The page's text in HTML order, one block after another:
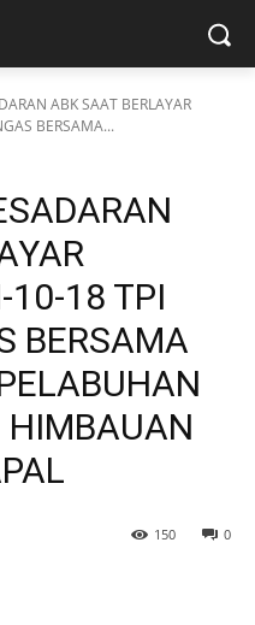
ABK SAAT BERLAYAR
BERSAMA...
10-18 TPI
BERSAMA
HIMBAUAN
0
150